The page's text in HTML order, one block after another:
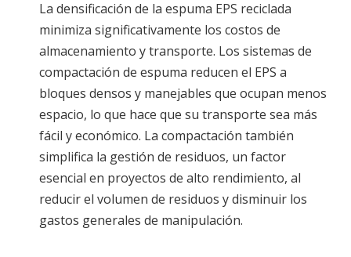
La densificación de la espuma EPS reciclada
minimiza significativamente los costos de
almacenamiento y transporte. Los sistemas de
compactación de espuma reducen el EPS a
bloques densos y manejables que ocupan menos
espacio, lo que hace que su transporte sea más
fácil y económico. La compactación también
simplifica la gestión de residuos, un factor
esencial en proyectos de alto rendimiento, al
reducir el volumen de residuos y disminuir los
gastos generales de manipulación.